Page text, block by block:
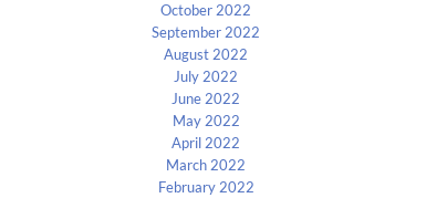
October 2022
September 2022
August 2022
July 2022
June 2022
May 2022
April 2022
March 2022
February 2022